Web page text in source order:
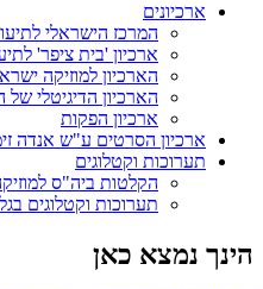
ארכיונים
המרכז הישראלי
ארכיון 'בית ציפר'
הארכיון למוזיקה
הארכיון הדיגיטלי
ארכיון הפקות
ארכיון הסרטים ע"ש אנדה
תערוכות וקטלוגים
הקלטות ביה"ס
תערוכות וקטלוגים
הינך נמצא כאן